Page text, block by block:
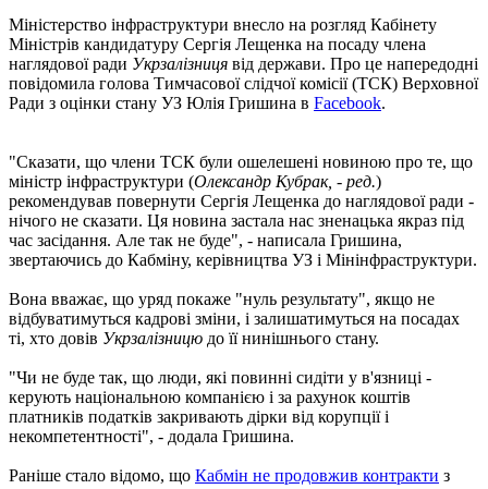
Міністерство інфраструктури внесло на розгляд Кабінету
Міністрів кандидатуру Сергія Лещенка на посаду члена
наглядової ради Укрзалізниця від держави. Про це напередодні
повідомила голова Тимчасової слідчої комісії (ТСК) Верховної
Ради з оцінки стану УЗ Юлія Гришина в Facebook.
"Сказати, що члени ТСК були ошелешені новиною про те, що
міністр інфраструктури (Олександр Кубрак, - ред.)
рекомендував повернути Сергія Лещенка до наглядової ради -
нічого не сказати. Ця новина застала нас зненацька якраз під
час засідання. Але так не буде", - написала Гришина,
звертаючись до Кабміну, керівництва УЗ і Мінінфраструктури.
Вона вважає, що уряд покаже "нуль результату", якщо не
відбуватимуться кадрові зміни, і залишатимуться на посадах
ті, хто довів Укрзалізницю до її нинішнього стану.
"Чи не буде так, що люди, які повинні сидіти у в'язниці -
керують національною компанією і за рахунок коштів
платників податків закривають дірки від корупції і
некомпетентності", - додала Гришина.
Раніше стало відомо, що Кабмін не продовжив контракти з